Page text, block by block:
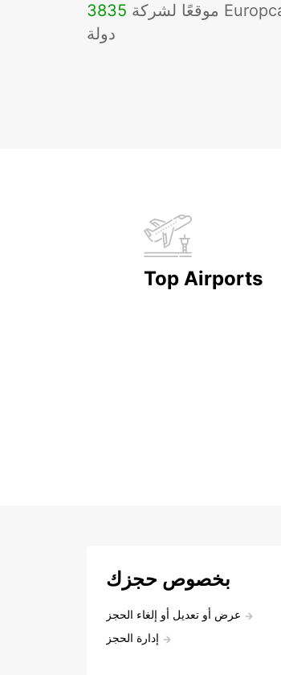
3835
دولة
Top Airports
بخصوص حجزك
عرض أو تعديل أو إلغاء الحجز
إدارة الحجز